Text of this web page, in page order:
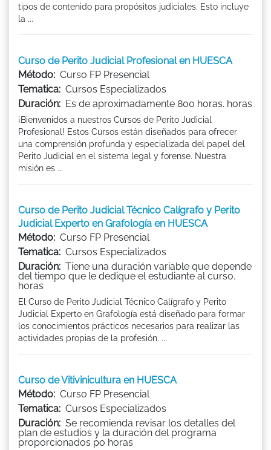
tipos de contenido para propósitos judiciales. Esto incluye
la ...
Curso de Perito Judicial Profesional en HUESCA
Método: Curso FP Presencial
Tematica: Cursos Especializados
Duración: Es de aproximadamente 800 horas. horas
¡Bienvenidos a nuestros Cursos de Perito Judicial
Profesional! Estos Cursos están diseñados para ofrecer
una comprensión profunda y especializada del papel del
Perito Judicial en el sistema legal y forense. Nuestra
misión es ...
Curso de Perito Judicial Técnico Calígrafo y Perito
Judicial Experto en Grafología en HUESCA
Método: Curso FP Presencial
Tematica: Cursos Especializados
Duración: Tiene una duración variable que depende
del tiempo que le dedique el estudiante al curso.
horas
El Curso de Perito Judicial Técnico Calígrafo y Perito
Judicial Experto en Grafología está diseñado para formar
los conocimientos prácticos necesarios para realizar las
actividades propias de la profesión. ...
Curso de Vitivinicultura en HUESCA
Método: Curso FP Presencial
Tematica: Cursos Especializados
Duración: Se recomienda revisar los detalles del
plan de estudios y la duración del programa
proporcionados po horas